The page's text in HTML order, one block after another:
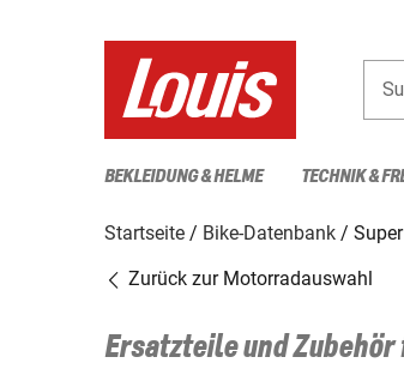
BEKLEIDUNG & HELME TECHNIK &
Startseite Bike-Datenbank
Zurück zur Motorradauswahl
Ersatzteile und